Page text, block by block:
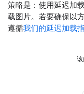
策略是：使用延迟加
载图片。若要确保以
遵循我们的延迟加载